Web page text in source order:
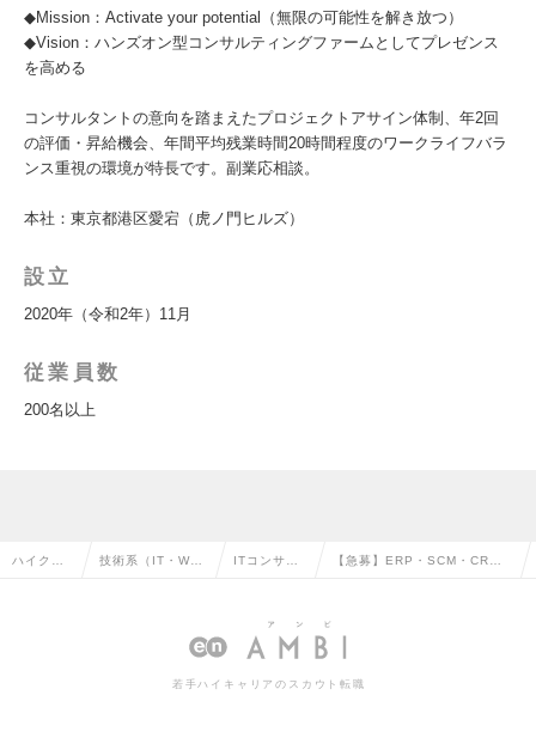
◆Mission：Activate your potential（無限の可能性を解き放つ）
◆Vision：ハンズオン型コンサルティングファームとしてプレゼンス
を高める
コンサルタントの意向を踏まえたプロジェクトアサイン体制、年2回
の評価・昇給機会、年間平均残業時間20時間程度のワークライフバラ
ンス重視の環境が特長です。副業応相談。
本社：東京都港区愛宕（虎ノ門ヒルズ）
設立
2020年（令和2年）11月
従業員数
200名以上
ハイクラ 技術系（IT・We ITコンサル 【急募】ERP・SCM・CRM
報
若手ハイキャリアのスカウト転職